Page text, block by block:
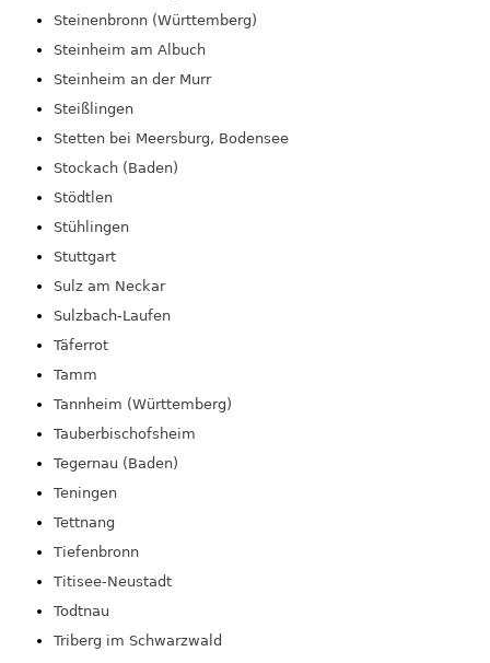
Steinenbronn (Württemberg)
Steinheim am Albuch
Steinheim an der Murr
Steißlingen
Stetten bei Meersburg, Bodensee
Stockach (Baden)
Stödtlen
Stühlingen
Stuttgart
Sulz am Neckar
Sulzbach-Laufen
Täferrot
Tamm
Tannheim (Württemberg)
Tauberbischofsheim
Tegernau (Baden)
Teningen
Tettnang
Tiefenbronn
Titisee-Neustadt
Todtnau
Triberg im Schwarzwald